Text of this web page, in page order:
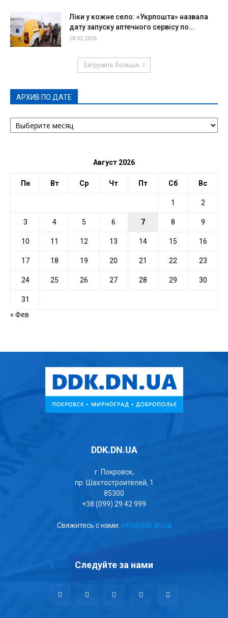
Ліки у кожне село: «Укрпошта» назвала
дату запуску аптечного сервісу по...
28.02.2026
Загрузить больше
АРХИВ ПО ДАТЕ
АРХИВ
ПО
Август 2026
Пн Вт Ср Чт Пт Сб Вс
1 2
3 4 5 6 7 8 9
10 11 12 13 14 15 16
17 18 19 20 21 22 23
24 25 26 27 28 29 30
31
« Фев
DDK.DN.UA
г. Покровск,
пр. Шахтостроителей, 1
85300
+38 (099) 29 42 999
Свяжитесь с нами: info@ddk.dn.ua
Следуйте за нами